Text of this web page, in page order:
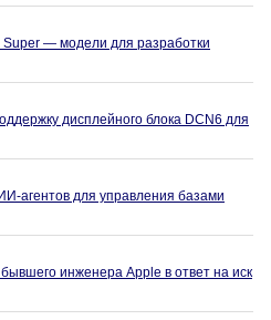
Super — модели для разработки
дисплейного блока DCN6 для
агентов для управления базами
инженера Apple в ответ на иск